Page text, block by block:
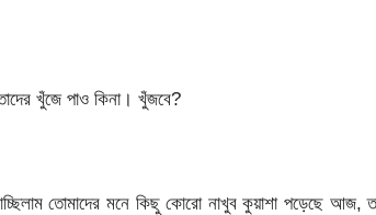
খুঁজে পাও কিনা। খুঁজবে?
তোমাদের মনে কিছু কোরো নাখুব কুয়াশা পড়েছে আজ,